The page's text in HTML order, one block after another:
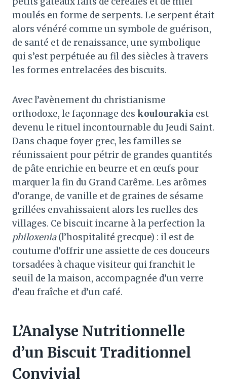
moulés en forme de serpents. Le serpent était
alors vénéré comme un symbole de guérison,
de santé et de renaissance, une symbolique
qui s’est perpétuée au fil des siècles à travers
les formes entrelacées des biscuits.
Avec l’avènement du christianisme
orthodoxe, le façonnage des koulourakia est
devenu le rituel incontournable du Jeudi Saint.
Dans chaque foyer grec, les familles se
réunissaient pour pétrir de grandes quantités
de pâte enrichie en beurre et en œufs pour
marquer la fin du Grand Carême. Les arômes
d’orange, de vanille et de graines de sésame
grillées envahissaient alors les ruelles des
villages. Ce biscuit incarne à la perfection la
philoxenia(l’hospitalité grecque) : il est de
coutume d’offrir une assiette de ces douceurs
torsadées à chaque visiteur qui franchit le
seuil de la maison, accompagnée d’un verre
d’eau fraîche et d’un café.
L’Analyse Nutritionnelle
d’un Biscuit Traditionnel
Convivial